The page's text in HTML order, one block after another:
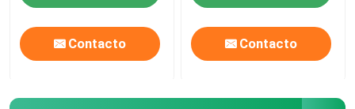
Contacto Contacto